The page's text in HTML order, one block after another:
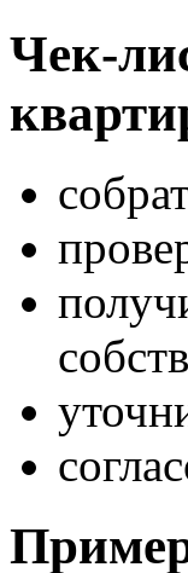
Чек-